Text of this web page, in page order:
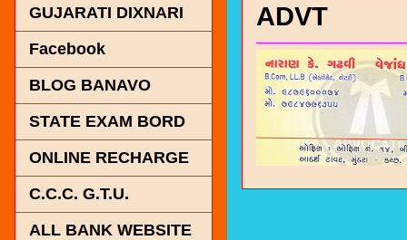
ADVT
GUJARATI DIXNARI
Facebook
BLOG BANAVO
STATE EXAM BORD
ONLINE RECHARGE
C.C.C. G.T.U.
ALL BANK WEBSITE